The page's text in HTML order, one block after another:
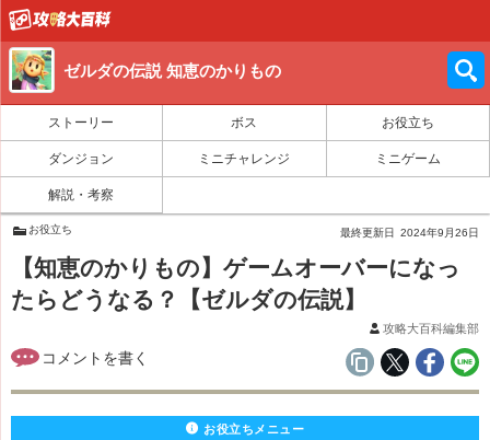
ゼルダの伝説 知恵のかりもの
ストーリー ボス お役立ち
ダンジョン ミニチャレンジ ミニゲーム
解説・考察
お役立ち 最終更新日 2024年9月26日
【知恵のかりもの】ゲームオーバーになっ
たらどうなる？【ゼルダの伝説】
攻略大百科編集部
お役立ちメニュー